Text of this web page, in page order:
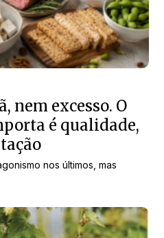
nem excesso. O
é qualidade,
nos últimos, mas